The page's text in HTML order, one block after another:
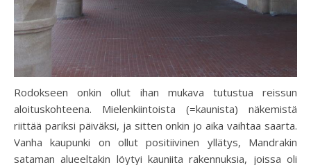
Rodokseen onkin ollut ihan mukava tutustua reissun
aloituskohteena. Mielenkiintoista (=kaunista) näkemistä
riittää pariksi päiväksi, ja sitten onkin jo aika vaihtaa saarta.
Vanha kaupunki on ollut positiivinen yllätys, Mandrakin
sataman alueeltakin löytyi kauniita rakennuksia, joissa oli